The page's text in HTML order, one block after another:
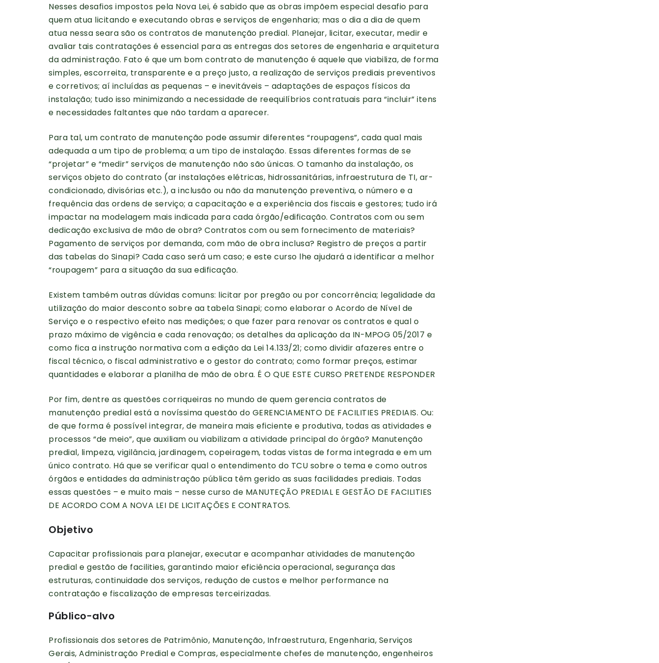
Nesses desafios impostos pela Nova Lei, é sabido que as obras impõem especial desafio para
quem atua licitando e executando obras e serviços de engenharia; mas o dia a dia de quem
atua nessa seara são os contratos de manutenção predial. Planejar, licitar, executar, medir e
avaliar tais contratações é essencial para as entregas dos setores de engenharia e arquitetura
da administração. Fato é que um bom contrato de manutenção é aquele que viabiliza, de forma
simples, escorreita, transparente e a preço justo, a realização de serviços prediais preventivos
e corretivos; aí incluídas as pequenas – e inevitáveis – adaptações de espaços físicos da
instalação; tudo isso minimizando a necessidade de reequilíbrios contratuais para “incluir” itens
e necessidades faltantes que não tardam a aparecer.
Para tal, um contrato de manutenção pode assumir diferentes “roupagens”, cada qual mais
adequada a um tipo de problema; a um tipo de instalação. Essas diferentes formas de se
“projetar” e “medir” serviços de manutenção não são únicas. O tamanho da instalação, os
serviços objeto do contrato (ar instalações elétricas, hidrossanitárias, infraestrutura de TI, ar-
condicionado, divisórias etc.), a inclusão ou não da manutenção preventiva, o número e a
frequência das ordens de serviço; a capacitação e a experiência dos fiscais e gestores; tudo irá
impactar na modelagem mais indicada para cada órgão/edificação. Contratos com ou sem
dedicação exclusiva de mão de obra? Contratos com ou sem fornecimento de materiais?
Pagamento de serviços por demanda, com mão de obra inclusa? Registro de preços a partir
das tabelas do Sinapi? Cada caso será um caso; e este curso lhe ajudará a identificar a melhor
“roupagem” para a situação da sua edificação.
Existem também outras dúvidas comuns: licitar por pregão ou por concorrência; legalidade da
utilização do maior desconto sobre aa tabela Sinapi; como elaborar o Acordo de Nível de
Serviço e o respectivo efeito nas medições; o que fazer para renovar os contratos e qual o
prazo máximo de vigência e cada renovação; os detalhes da aplicação da IN-MPOG 05/2017 e
como fica a instrução normativa com a edição da Lei 14.133/21; como dividir afazeres entre o
fiscal técnico, o fiscal administrativo e o gestor do contrato; como formar preços, estimar
quantidades e elaborar a planilha de mão de obra. É O QUE ESTE CURSO PRETENDE RESPONDER
Por fim, dentre as questões corriqueiras no mundo de quem gerencia contratos de
manutenção predial está a novíssima questão do GERENCIAMENTO DE FACILITIES PREDIAIS. Ou:
de que forma é possível integrar, de maneira mais eficiente e produtiva, todas as atividades e
processos “de meio”, que auxiliam ou viabilizam a atividade principal do órgão? Manutenção
predial, limpeza, vigilância, jardinagem, copeiragem, todas vistas de forma integrada e em um
único contrato. Há que se verificar qual o entendimento do TCU sobre o tema e como outros
órgãos e entidades da administração pública têm gerido as suas facilidades prediais. Todas
essas questões – e muito mais – nesse curso de MANUTEÇÃO PREDIAL E GESTÃO DE FACILITIES
DE ACORDO COM A NOVA LEI DE LICITAÇÕES E CONTRATOS.
Objetivo
Capacitar profissionais para planejar, executar e acompanhar atividades de manutenção
predial e gestão de facilities, garantindo maior eficiência operacional, segurança das
estruturas, continuidade dos serviços, redução de custos e melhor performance na
contratação e fiscalização de empresas terceirizadas.
Público-alvo
Profissionais dos setores de Patrimônio, Manutenção, Infraestrutura, Engenharia, Serviços
Gerais, Administração Predial e Compras, especialmente chefes de manutenção, engenheiros